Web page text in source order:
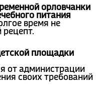
орловчанки
питания
время не
площадки
от администрации
своих требований